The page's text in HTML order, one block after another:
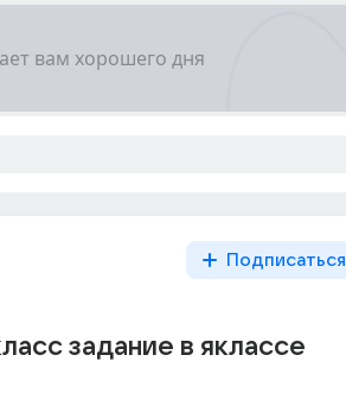
Подписаться
задание в яклассе